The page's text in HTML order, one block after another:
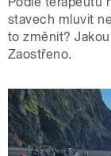
stavech mluvit
to změnit?
Zaostřeno.